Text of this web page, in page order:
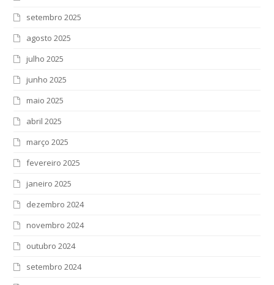
setembro 2025
agosto 2025
julho 2025
junho 2025
maio 2025
abril 2025
março 2025
fevereiro 2025
janeiro 2025
dezembro 2024
novembro 2024
outubro 2024
setembro 2024